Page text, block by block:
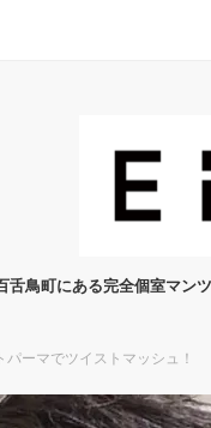
舌鳥町にある完全個室マン
パーマでツイストマッシュ！